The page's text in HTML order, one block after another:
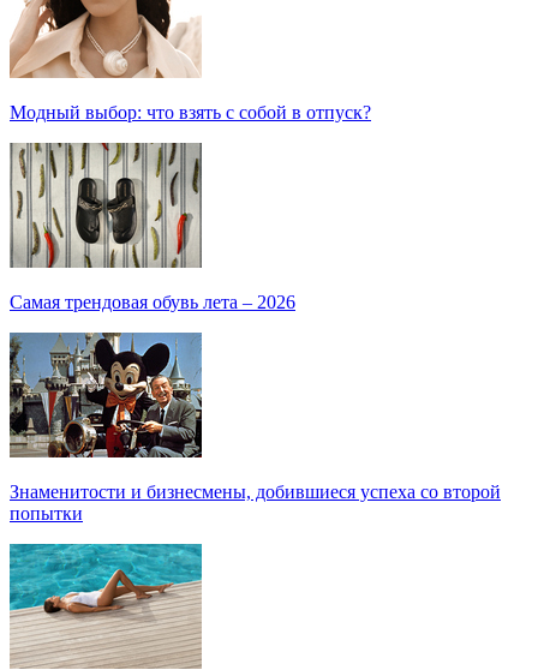
Модный выбор: что взять с собой в отпуск?
Самая трендовая обувь лета – 2026
Знаменитости и бизнесмены, добившиеся успеха со второй
попытки